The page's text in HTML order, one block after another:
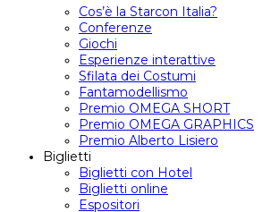
Cos’è la Starcon Italia?
Conferenze
Giochi
Esperienze interattive
Sfilata dei Costumi
Fantamodellismo
Premio OMEGA SHORT
Premio OMEGA GRAPHICS
Premio Alberto Lisiero
Biglietti
Biglietti con Hotel
Biglietti online
Espositori